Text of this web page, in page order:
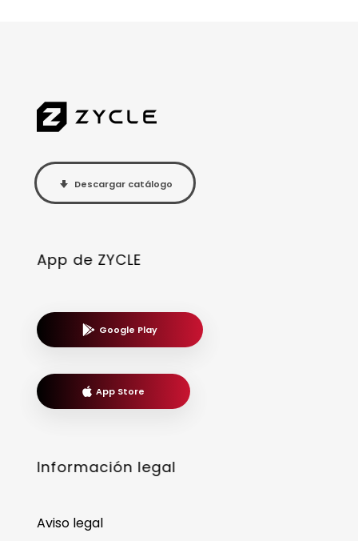
Descargar catálogo
App de ZYCLE
Google Play
App Store
Información legal
Aviso legal